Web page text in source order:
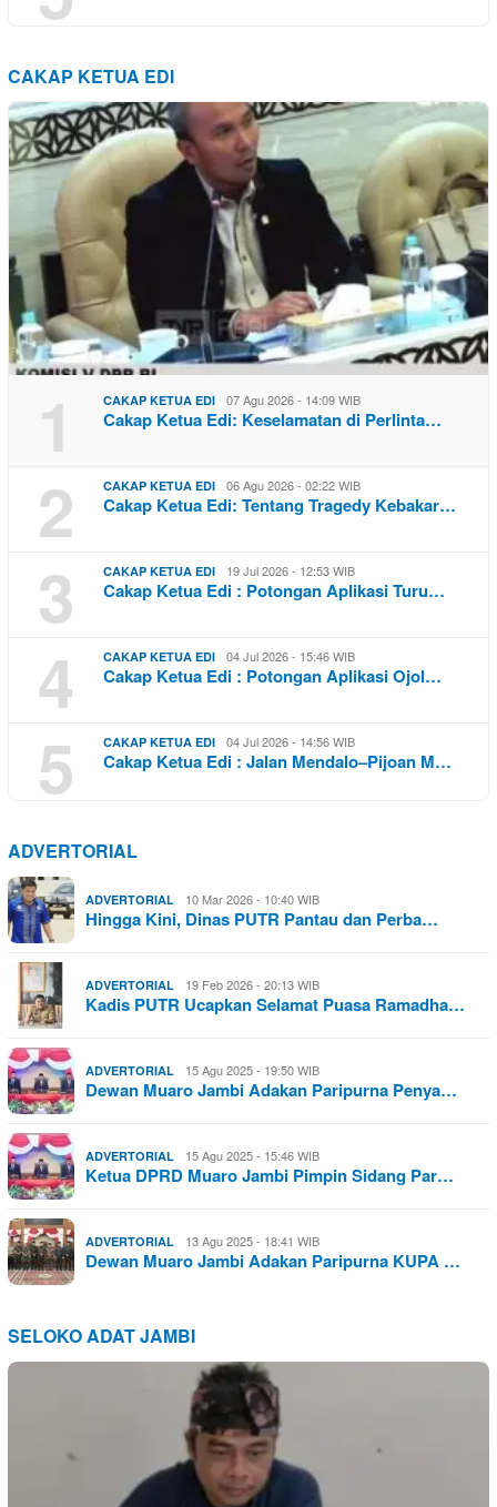
CAKAP KETUA EDI
1 CAKAP KETUA EDI 07 Agu 2026 - 14:09 WIB
Cakap Ketua Edi: Keselamatan di Perlinta…
2 CAKAP KETUA EDI 06 Agu 2026 - 02:22 WIB
Cakap Ketua Edi: Tentang Tragedy Kebakar…
3 CAKAP KETUA EDI 19 Jul 2026 - 12:53 WIB
Cakap Ketua Edi : Potongan Aplikasi Turu…
4 CAKAP KETUA EDI 04 Jul 2026 - 15:46 WIB
Cakap Ketua Edi : Potongan Aplikasi Ojol…
5 CAKAP KETUA EDI 04 Jul 2026 - 14:56 WIB
Cakap Ketua Edi : Jalan Mendalo–Pijoan M…
ADVERTORIAL
ADVERTORIAL 10 Mar 2026 - 10:40 WIB
Hingga Kini, Dinas PUTR Pantau dan Perba…
ADVERTORIAL 19 Feb 2026 - 20:13 WIB
Kadis PUTR Ucapkan Selamat Puasa Ramadha…
ADVERTORIAL 15 Agu 2025 - 19:50 WIB
Dewan Muaro Jambi Adakan Paripurna Penya…
ADVERTORIAL 15 Agu 2025 - 15:46 WIB
Ketua DPRD Muaro Jambi Pimpin Sidang Par…
ADVERTORIAL 13 Agu 2025 - 18:41 WIB
Dewan Muaro Jambi Adakan Paripurna KUPA …
SELOKO ADAT JAMBI